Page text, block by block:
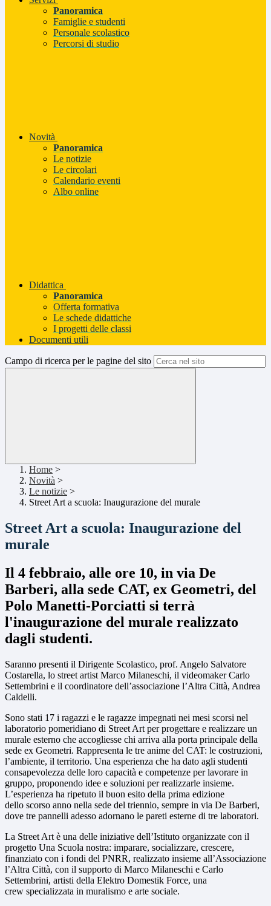
Panoramica
Famiglie e studenti
Personale scolastico
Percorsi di studio
Novità
Panoramica
Le notizie
Le circolari
Calendario eventi
Albo online
Didattica
Panoramica
Offerta formativa
Le schede didattiche
I progetti delle classi
Documenti utili
Campo di ricerca per le pagine del sito
Home >
Novità >
Le notizie >
Street Art a scuola: Inaugurazione del murale
Street Art a scuola: Inaugurazione del
murale
Il 4 febbraio, alle ore 10, in via De
Barberi, alla sede CAT, ex Geometri, del
Polo Manetti-Porciatti si terrà
l'inaugurazione del murale realizzato
dagli studenti.
Saranno presenti il Dirigente Scolastico, prof. Angelo Salvatore
Costarella, lo street artist Marco Milaneschi, il videomaker Carlo
Settembrini e il coordinatore dell’associazione l’Altra Città, Andrea
Caldelli.
Sono stati 17 i ragazzi e le ragazze impegnati nei mesi scorsi nel
laboratorio pomeridiano di Street Art per progettare e realizzare un
murale esterno che accogliesse chi arriva alla porta principale della
sede ex Geometri. Rappresenta le tre anime del CAT: le costruzioni,
l’ambiente, il territorio. Una esperienza che ha dato agli studenti
consapevolezza delle loro capacità e competenze per lavorare in
gruppo, proponendo idee e soluzioni per realizzarle insieme.
L’esperienza ha ripetuto il buon esito della prima edizione
dello scorso anno nella sede del triennio, sempre in via De Barberi,
dove tre pannelli adesso adornano le pareti esterne di tre laboratori.
La Street Art è una delle iniziative dell’Istituto organizzate con il
progetto Una Scuola nostra: imparare, socializzare, crescere,
finanziato con i fondi del PNRR, realizzato insieme all’Associazione
l’Altra Città, con il supporto di Marco Milaneschi e Carlo
Settembrini, artisti della Elektro Domestik Force, una
crew specializzata in muralismo e arte sociale.